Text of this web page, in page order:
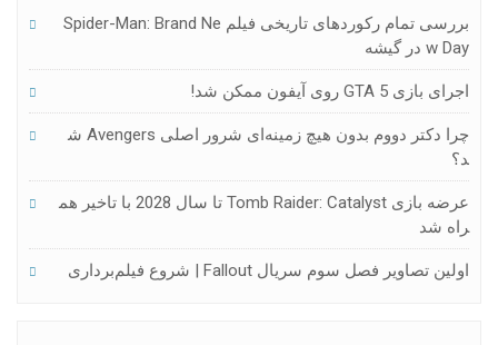
بررسی تمام رکوردهای تاریخی فیلم Spider-Man: Brand Ne
W Day در گیشه
اجرای بازی GTA 5 روی آیفون ممکن شد!
چرا دکتر دووم بدون هیچ زمینه‌ای شرور اصلی Avengers ش
د؟
عرضه بازی Tomb Raider: Catalyst تا سال 2028 با تاخیر هم
راه شد
اولین تصاویر فصل سوم سریال Fallout | شروع فیلم‌برداری